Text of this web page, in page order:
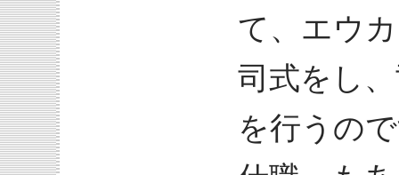
て、エウ
司式をし
を行うの